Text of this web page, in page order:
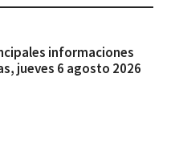
informaciones
jueves 6 agosto 2026